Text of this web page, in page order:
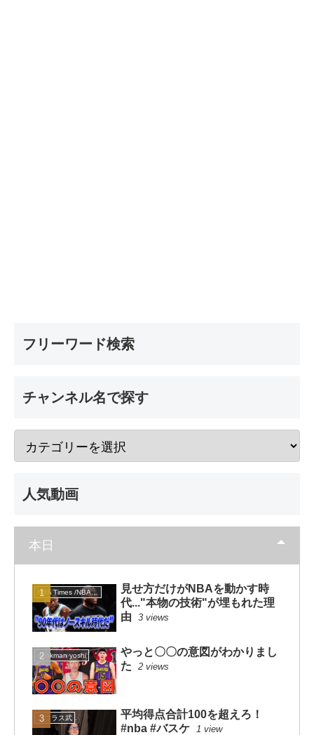
フリーワード検索
チャンネル名で探す
人気動画
本日
NBA Times /NBAタイムズ
見せ方だけがNBAを動かす時
代..."本物の技術"が埋もれた理
由
3 views
dunkman yoshi
やっと〇〇の意図がわかりまし
た
2 views
ニコラス武
平均得点合計100を超えろ！
#nba #バスケ 1 view